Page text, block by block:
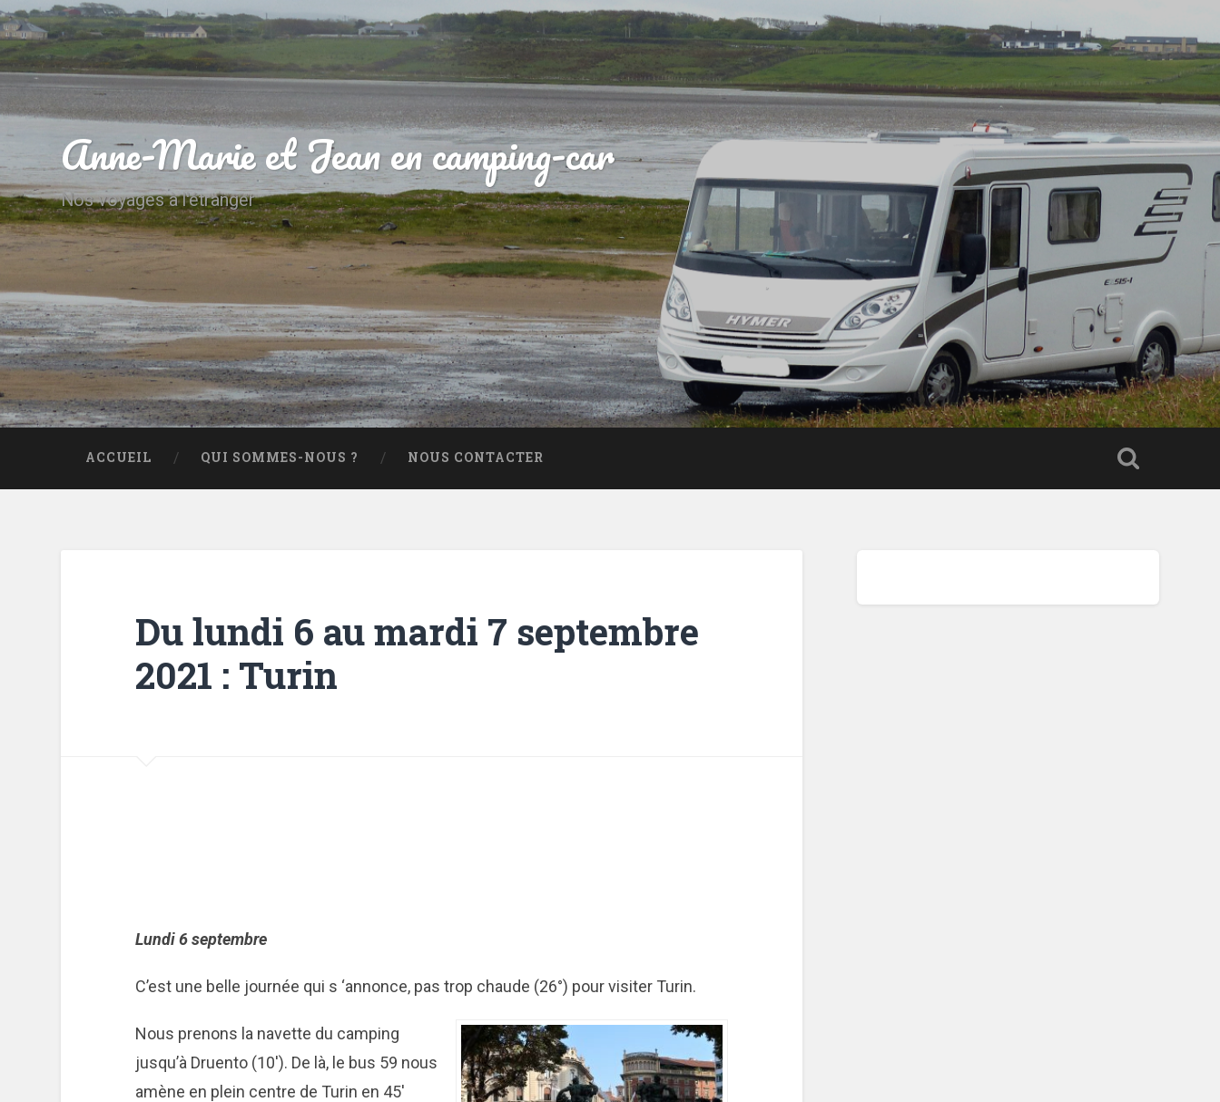
Anne-Marie et Jean en camping-car
Nos voyages à l'étranger
ACCUEIL QUI SOMMES-NOUS ? NOUS CONTACTER
Du lundi 6 au mardi 7 septembre
2021 : Turin
Lundi 6 septembre
C’est une belle journée qui s ‘annonce, pas trop chaude (26°) pour visiter Turin.
Nous prenons la navette du camping
jusqu’à Druento (10′). De là, le bus 59 nous
amène en plein centre de Turin en 45′